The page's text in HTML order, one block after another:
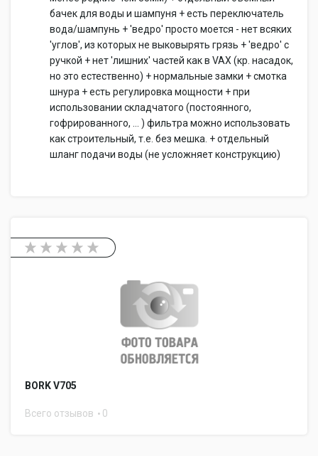
бачек для воды и шампуня + есть переключатель
вода/шампунь + 'ведро' просто моется - нет всяких
'углов', из которых не выковырять грязь + 'ведро' с
ручкой + нет 'лишних' частей как в VAX (кр. насадок,
но это естественно) + нормальные замки + смотка
шнура + есть регулировка мощности + при
использовании складчатого (постоянного,
гофрированного, ... ) фильтра можно использовать
как строительный, т.е. без мешка. + отдельный
шланг подачи воды (не усложняет конструкцию)
BORK V705
Всего отзывов 0